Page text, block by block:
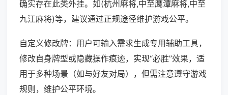
确实存在此类外挂。如(杭州麻将,中至鹰潭麻将,中至
九江麻将)等，建议通过正规途径维护游戏公平。
自定义修改牌：用户可输入需求生成专用辅助工具，
修改自身牌型或隐藏操作痕迹，实现“必胜”效果，适
用于多种场景（如与好友对局），但需注意遵守游戏
规则，维护公平环境。